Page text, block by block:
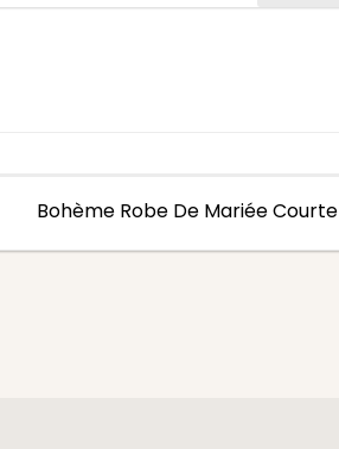
Bohème Robe De Mariée Courte